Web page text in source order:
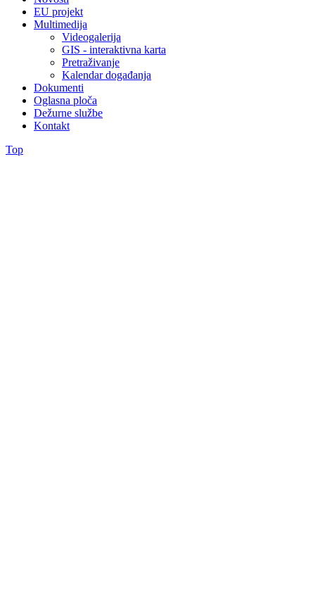
EU projekt
Multimedija
Videogalerija
GIS - interaktivna karta
Pretraživanje
Kalendar događanja
Dokumenti
Oglasna ploča
Dežurne službe
Kontakt
Top